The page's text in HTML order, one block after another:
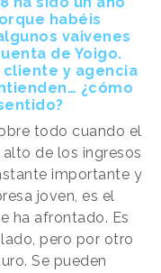
habéis
vaivenes
de Yoigo.
cliente y agencia
¿cómo
todo cuando el
de los ingresos
importante y
joven, es el
ha afrontado. Es
pero por otro
Se pueden